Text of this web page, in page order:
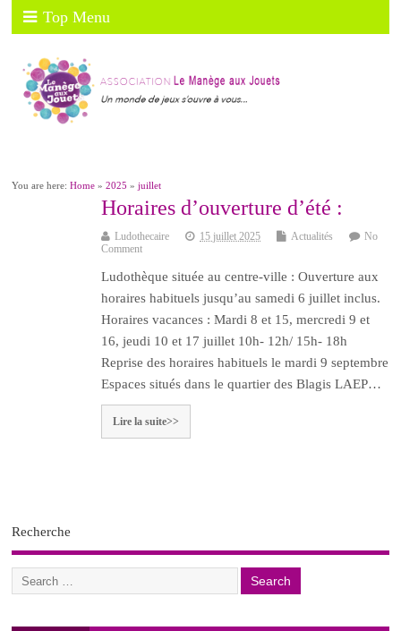
Top Menu
You are here:Home »2025 »juillet
Horaires d’ouverture d’été :
Ludothecaire 15 juillet 2025 Actualités
No
Comment
Ludothèque située au centre-ville : Ouverture aux
horaires habituels jusqu’au samedi 6 juillet inclus.
Horaires vacances : Mardi 8 et 15, mercredi 9 et
16, jeudi 10 et 17 juillet 10h- 12h/ 15h- 18h
Reprise des horaires habituels le mardi 9 septembre
Espaces situés dans le quartier des Blagis LAEP…
Lire la suite>>
Recherche